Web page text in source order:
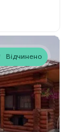
Відчинено